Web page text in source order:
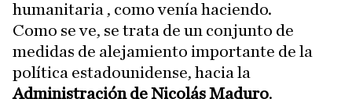
humanitaria , como venía haciendo.
Como se ve, se trata de un conjunto de
medidas de alejamiento importante de la
política estadounidense, hacia la
Administración de Nicolás Maduro.